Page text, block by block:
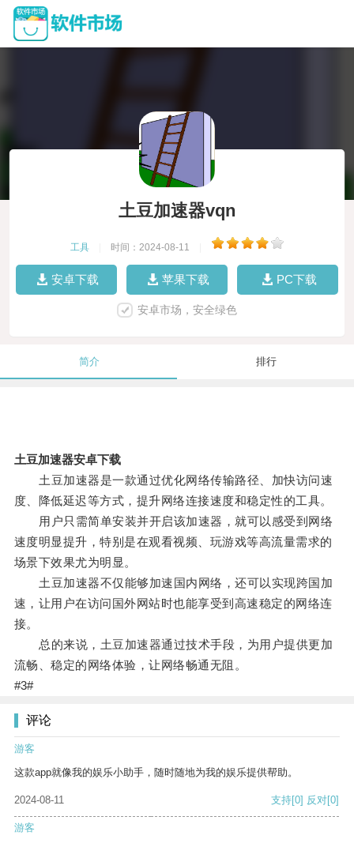
土豆加速器vqn
工具 时间：2024-08-11
安卓下载 苹果下载 PC下载
安卓市场，安全绿色
简介 排行
土豆加速器安卓下载
土豆加速器是一款通过优化网络传输路径、加快访问速
度、降低延迟等方式，提升网络连接速度和稳定性的工具。
用户只需简单安装并开启该加速器，就可以感受到网络
速度明显提升，特别是在观看视频、玩游戏等高流量需求的
场景下效果尤为明显。
土豆加速器不仅能够加速国内网络，还可以实现跨国加
速，让用户在访问国外网站时也能享受到高速稳定的网络连
接。
总的来说，土豆加速器通过技术手段，为用户提供更加
流畅、稳定的网络体验，让网络畅通无阻。
#3#
评论
游客
这款app就像我的娱乐小助手，随时随地为我的娱乐提供帮助。
2024-08-11 支持[0] 反对[0]
游客